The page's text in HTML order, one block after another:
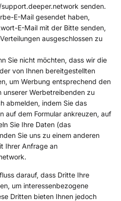
senden.
E-Mail gesendet haben,
E-Mail mit der Bitte senden,
ausgeschlossen zu
Sie nicht möchten, dass wir die
von Ihnen bereitgestellten
um Werbung entsprechend den
Werbetreibenden zu
abmelden, indem Sie das
auf dem Formular ankreuzen, auf
Sie Ihre Daten (das
Sie uns zu einem anderen
Ihrer Anfrage an
darauf, dass Dritte Ihre
um interessenbezogene
Dritten bieten Ihnen jedoch